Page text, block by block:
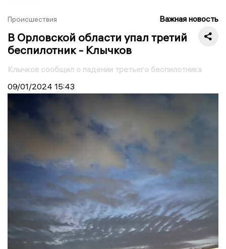
Происшествия Важная новость
В Орловской области упал третий
беспилотник - Клычков
Клычков сообщил о падении третьего беспилотника
09/01/2024 15:43